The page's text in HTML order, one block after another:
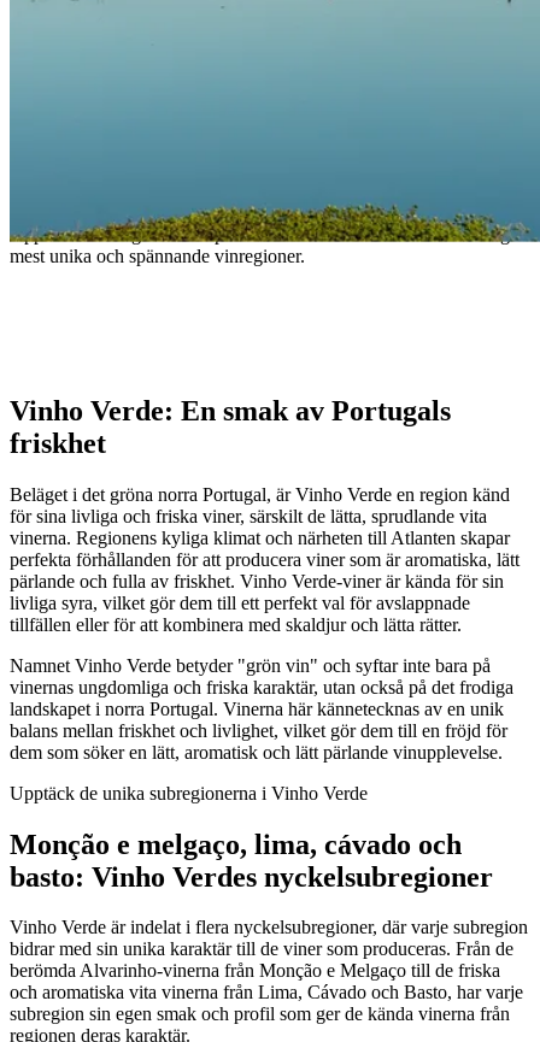
Upptäck de livliga och lätt pärlande vita vinerna från en av Portugals
mest unika och spännande vinregioner.
Vinho Verde: En smak av Portugals
friskhet
Beläget i det gröna norra Portugal, är Vinho Verde en region känd
för sina livliga och friska viner, särskilt de lätta, sprudlande vita
vinerna. Regionens kyliga klimat och närheten till Atlanten skapar
perfekta förhållanden för att producera viner som är aromatiska, lätt
pärlande och fulla av friskhet. Vinho Verde-viner är kända för sin
livliga syra, vilket gör dem till ett perfekt val för avslappnade
tillfällen eller för att kombinera med skaldjur och lätta rätter.
Namnet Vinho Verde betyder "grön vin" och syftar inte bara på
vinernas ungdomliga och friska karaktär, utan också på det frodiga
landskapet i norra Portugal. Vinerna här kännetecknas av en unik
balans mellan friskhet och livlighet, vilket gör dem till en fröjd för
dem som söker en lätt, aromatisk och lätt pärlande vinupplevelse.
Upptäck de unika subregionerna i Vinho Verde
Monção e melgaço, lima, cávado och
basto: Vinho Verdes nyckelsubregioner
Vinho Verde är indelat i flera nyckelsubregioner, där varje subregion
bidrar med sin unika karaktär till de viner som produceras. Från de
berömda Alvarinho-vinerna från Monção e Melgaço till de friska
och aromatiska vita vinerna från Lima, Cávado och Basto, har varje
subregion sin egen smak och profil som ger de kända vinerna från
regionen deras karaktär.